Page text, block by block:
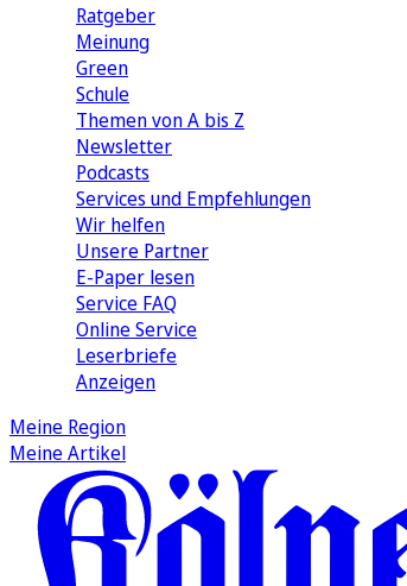
Ratgeber
Meinung
Green
Schule
Themen von A bis Z
Newsletter
Podcasts
Services und Empfehlungen
Wir helfen
Unsere Partner
E-Paper lesen
Service FAQ
Online Service
Leserbriefe
Anzeigen
Meine Region
Meine Artikel